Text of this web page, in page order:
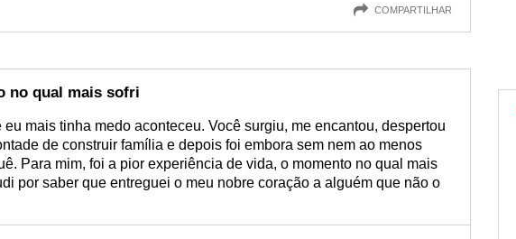
COMPARTILHAR
no qual mais sofri
eu mais tinha medo aconteceu. Você surgiu, me encantou, despertou
de construir família e depois foi embora sem nem ao menos
Para mim, foi a pior experiência de vida, o momento no qual mais
por saber que entreguei o meu nobre coração a alguém que não o